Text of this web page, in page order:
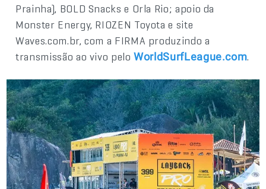
Prainha), BOLD Snacks e Orla Rio; apoio da
Monster Energy, RIOZEN Toyota e site
Waves.com.br, com a FIRMA produzindo a
transmissão ao vivo peloWorldSurfLeague.com.